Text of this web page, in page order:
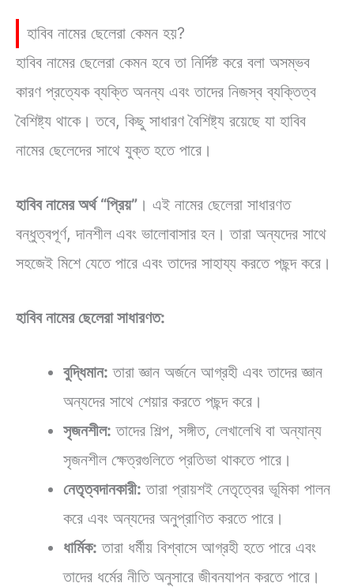
হাবিব নামের ছেলেরা কেমন হয়?
হাবিব নামের ছেলেরা কেমন হবে তা নির্দিষ্ট করে বলা অসম্ভব
কারণ প্রত্যেক ব্যক্তি অনন্য এবং তাদের নিজস্ব ব্যক্তিত্ব
বৈশিষ্ট্য থাকে। তবে, কিছু সাধারণ বৈশিষ্ট্য রয়েছে যা হাবিব
নামের ছেলেদের সাথে যুক্ত হতে পারে।
হাবিব নামের অর্থ “প্রিয়” । এই নামের ছেলেরা সাধারণত
বন্ধুত্বপূর্ণ, দানশীল এবং ভালোবাসার হন। তারা অন্যদের সাথে
সহজেই মিশে যেতে পারে এবং তাদের সাহায্য করতে পছন্দ করে।
হাবিব নামের ছেলেরা সাধারণত:
বুদ্ধিমান: তারা জ্ঞান অর্জনে আগ্রহী এবং তাদের জ্ঞান
অন্যদের সাথে শেয়ার করতে পছন্দ করে।
সৃজনশীল: তাদের শিল্প, সঙ্গীত, লেখালেখি বা অন্যান্য
সৃজনশীল ক্ষেত্রগুলিতে প্রতিভা থাকতে পারে।
নেতৃত্বদানকারী: তারা প্রায়শই নেতৃত্বের ভূমিকা পালন
করে এবং অন্যদের অনুপ্রাণিত করতে পারে।
ধার্মিক: তারা ধর্মীয় বিশ্বাসে আগ্রহী হতে পারে এবং
তাদের ধর্মের নীতি অনুসারে জীবনযাপন করতে পারে।